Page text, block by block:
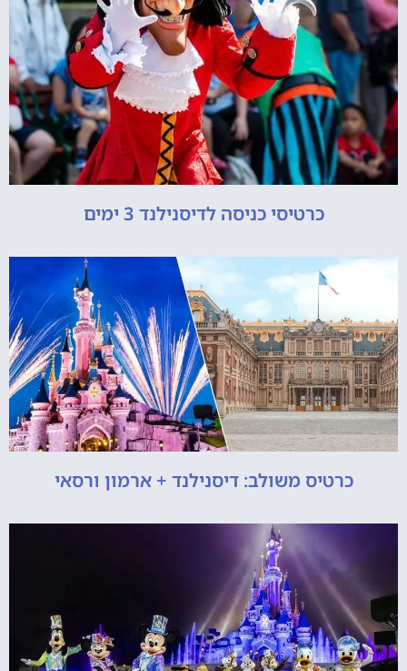
כרטיסי כניסה לדיסנילנד 3 ימים
כרטיס משולב: דיסנילנד + ארמון ורסאי